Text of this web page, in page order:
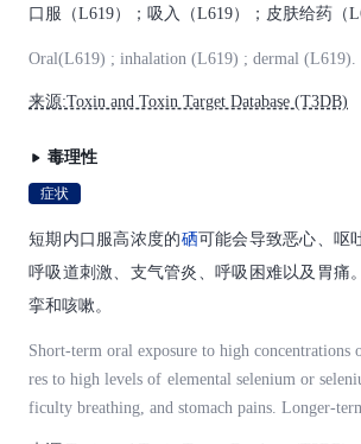
口服（L619）；吸入（L619）；皮肤给药（
Oral(L619) ; inhalation (L619) ; dermal (L619).
来源:Toxin and Toxin Target Database (T3DB)
毒理性
症状
短期内口服高浓度的硒可能会导致恶心、呕
呼吸道刺激、支气管炎、呼吸困难以及胃痛
挛和咳嗽。
Short-term oral exposure to high concentrations
res to high levels of elemental selenium or
ficulty breathing, and stomach pains. Longer-